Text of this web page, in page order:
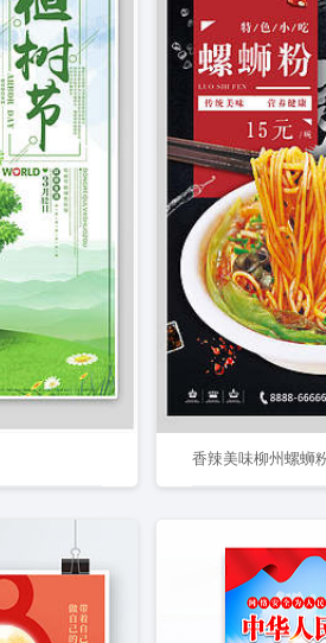
香辣美味柳州螺蛳